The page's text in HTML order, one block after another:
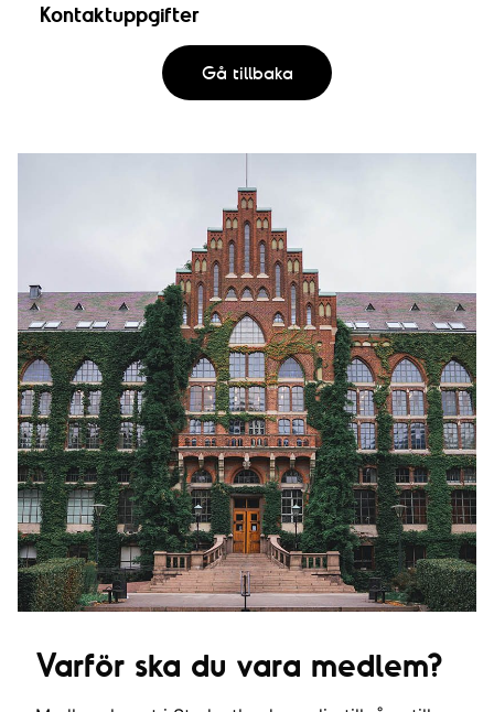
Kontaktuppgifter
Gå tillbaka
Varför ska du vara medlem?